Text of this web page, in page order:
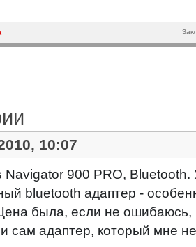
10:07
900 PRO, Bluetooth.
bluetooth адаптер -
была, если не ошибаюсь,
сам адаптер, который мне